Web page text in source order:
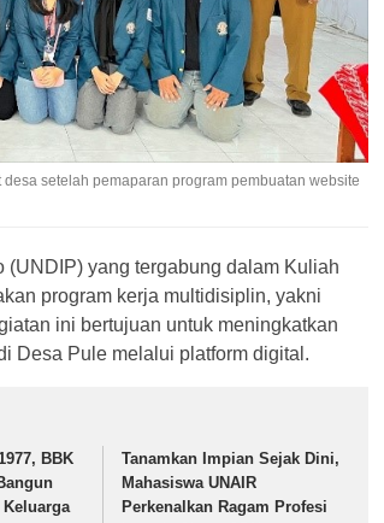
setelah pemaparan program pembuatan website
yang tergabung dalam Kuliah
program kerja multidisiplin, yakni
ini bertujuan untuk meningkatkan
Desa Pule melalui platform digital.
BBK
Keluarga
Tanamkan Impian Sejak Dini,
Mahasiswa UNAIR
Perkenalkan Ragam Profesi